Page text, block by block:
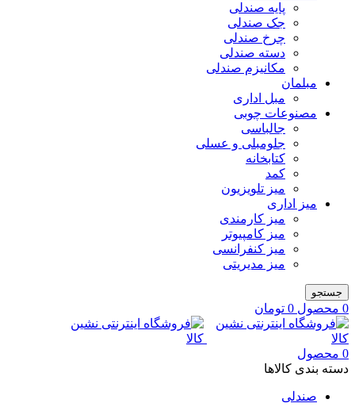
پایه صندلی
جک صندلی
چرخ صندلی
دسته صندلی
مکانیزم صندلی
مبلمان
مبل اداری
مصنوعات چوبی
جالباسی
جلومبلی و عسلی
کتابخانه
کمد
میز تلویزیون
میز اداری
میز کارمندی
میز کامپیوتر
میز کنفرانسی
میز مدیریتی
جستجو
0 محصول 0 تومان
0 محصول
دسته بندی کالاها
صندلی